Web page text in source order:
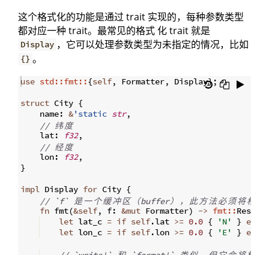
这个格式化的功能是通过 trait 实现的，每种参数类型
都对应一种 trait。最常见的格式 化 trait 就是
Display ，它可以处理参数类型为未指定的情况，比如
{} 。
use std::fmt::{self, Formatter, Display};
struct City {
    name
: &'static str,
// 纬度
    lat
: f32,
// 经度
    lon
: f32,
}
impl Display for City {
// `f`
是 一 个缓冲区 （buffer） ， 此方法必须将格
fn fmt(&self, f: &mut Formatter) -> fmt::
let lat_c = if self.lat >= 0.0 { 'N' } else
let lon_c = if self.lon >= 0.0 { 'E' } else